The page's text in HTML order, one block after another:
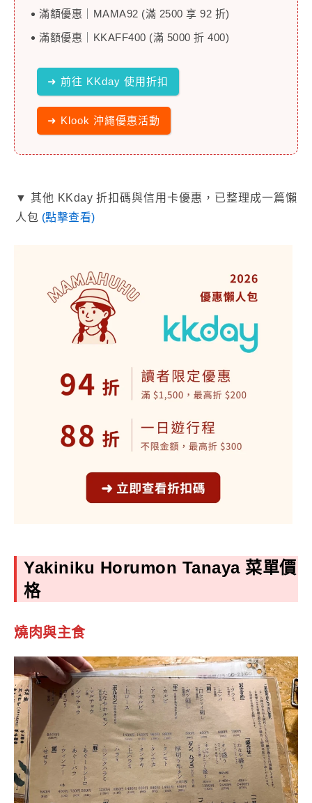
滿額優惠｜MAMA92 (滿 2500 享 92 折)
滿額優惠｜KKAFF400 (滿 5000 折 400)
➜ 前往 KKday 使用折扣
➜ Klook 沖繩優惠活動
▼ 其他 KKday 折扣碼與信用卡優惠，已整理成一篇懶
人包 (點擊查看)
Yakiniku Horumon Tanaya菜單價
格
燒肉與主食